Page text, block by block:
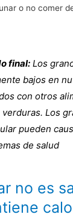
o no comer
final: Los
bajos en
con otros
verduras. Los
pueden
de salud
no es